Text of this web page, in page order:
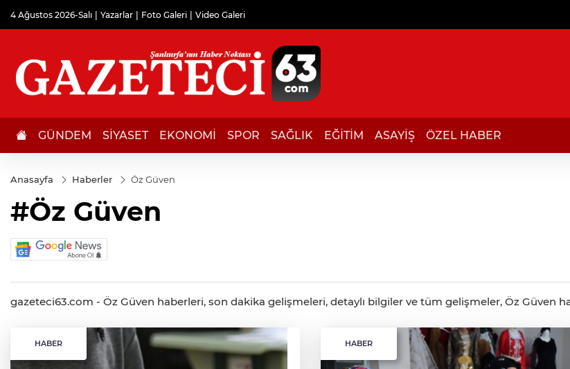
4 Ağustos 2026-Salı Yazarlar Foto Galeri Video Galeri
GÜNDEM SİYASET EKONOMİ SPOR SAĞLIK EĞİTİM ASAYİŞ ÖZEL HABER
Anasayfa Haberler Öz Güven
#Öz Güven
gazeteci63.com - Öz Güven haberleri, son dakika gelişmeleri, detaylı bilgiler ve tüm gelişmeler, Öz Güven
HABER HABER